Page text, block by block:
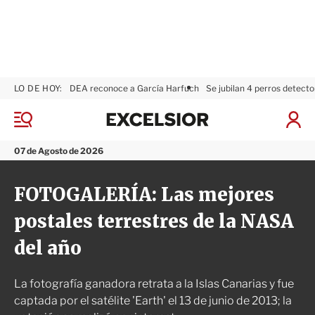
M
n
ú
07 de Agosto de 2026
LO DE HOY: DEA reconoce a García Harfuch Se jubilan 4 perros
I
e
n
x
l
i
o
r
FOTOGALERÍA: Las mejores
postales terrestres de la NASA
del año
La fotografía ganadora retrata a la Islas Canarias y fue
captada por el satélite 'Earth' el 13 de junio de 2013; la